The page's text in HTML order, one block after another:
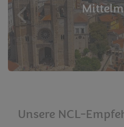
Unsere NCL-